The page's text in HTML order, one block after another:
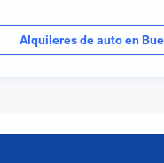
Alquileres de auto en